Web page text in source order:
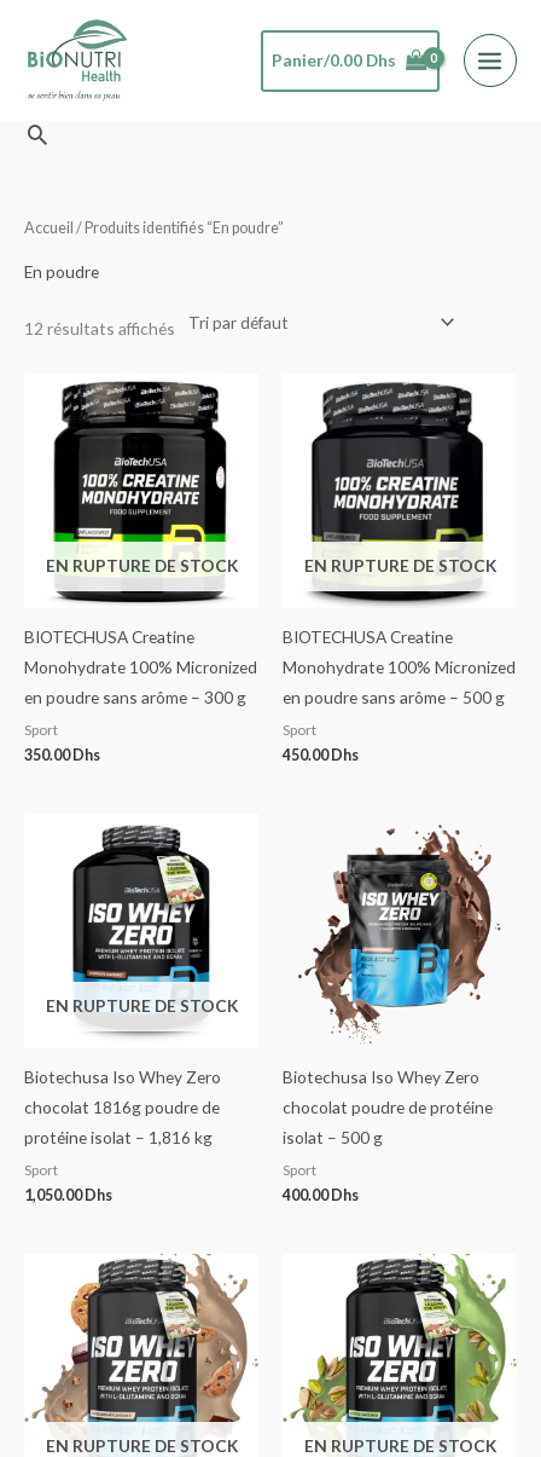
contenu
Panier/0.00 Dhs
Rechercher
Accueil / Produits identifiés “En poudre”
En poudre
12 résultats affichés
EN RUPTURE DE STOCK
BIOTECHUSA Creatine
Monohydrate 100% Micronized
en poudre sans arôme – 300 g
Sport
350.00Dhs
EN RUPTURE DE STOCK
BIOTECHUSA Creatine
Monohydrate 100% Micronized
en poudre sans arôme – 500 g
Sport
450.00Dhs
EN RUPTURE DE STOCK
Biotechusa Iso Whey Zero
chocolat 1816g poudre de
protéine isolat – 1,816 kg
Sport
1,050.00Dhs
Biotechusa Iso Whey Zero
chocolat poudre de protéine
isolat – 500 g
Sport
400.00Dhs
EN RUPTURE DE STOCK EN RUPTURE DE STOCK